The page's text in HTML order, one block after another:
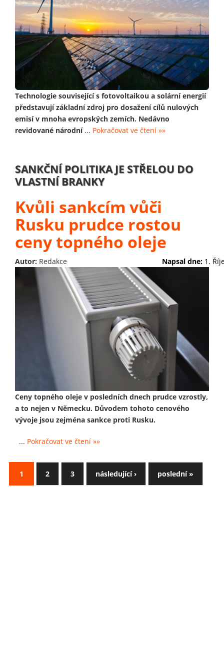
Technologie související s fotovoltaikou a solární energií
představují základní zdroj pro dosažení cílů nulových
emisí v mnoha evropských zemích. Nedávno
revidované národní... Pokračovat ve čtení »»
SANKČNÍ POLITIKA JE STŘELOU DO
VLASTNÍ BRANKY
Kvůli sankcím vůči
Rusku prudce rostou
ceny topného oleje
Autor: Redakce Napsal dne: 1.
Ceny topného oleje v posledních dnech prudce vzrostly,
a to nejen v Německu. Důvodem tohoto cenového
vývoje jsou zejména sankce proti Rusku.
... Pokračovat ve čtení »»
1 2 3 následující › poslední »